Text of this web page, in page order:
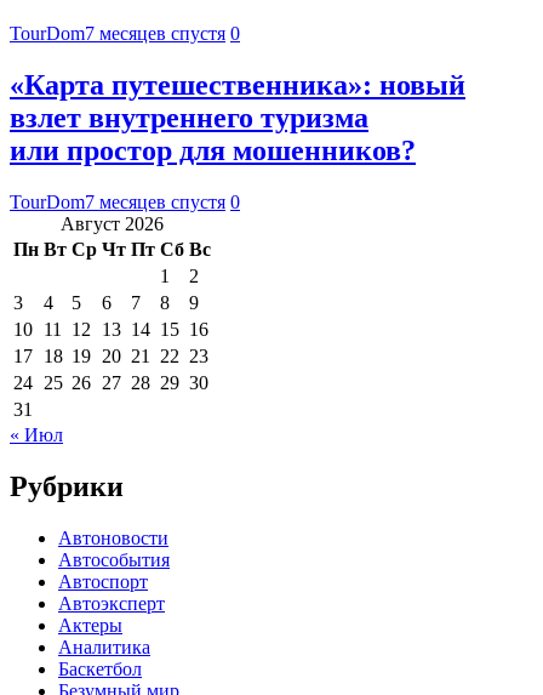
TourDom7 месяцев спустя 0
«Карта путешественника»: новый
взлет внутреннего туризма
или простор для мошенников?
TourDom7 месяцев спустя 0
Август 2026
Пн Вт Ср Чт Пт Сб Вс
1
2
3
4 5 6 7 8
9
10 11 12 13 14 15 16
17 18 19 20 21 22 23
24 25 26 27 28 29 30
31
« Июл
Рубрики
Автоновости
Автособытия
Автоспорт
Автоэксперт
Актеры
Аналитика
Баскетбол
Безумный мир